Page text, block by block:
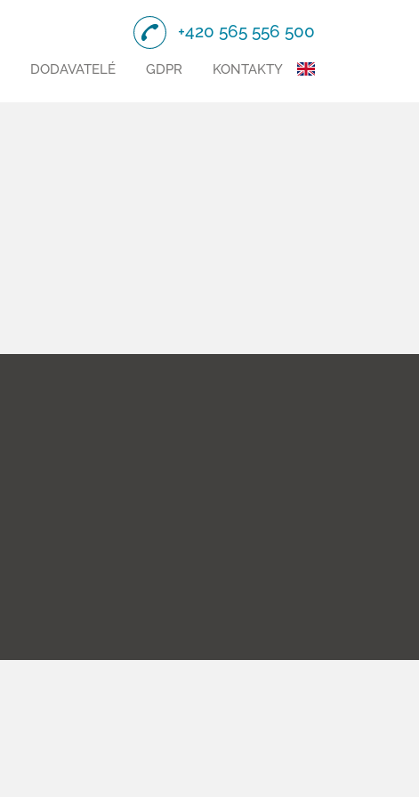
+420 565 556 500
DODAVATELÉ GDPR KONTAKTY